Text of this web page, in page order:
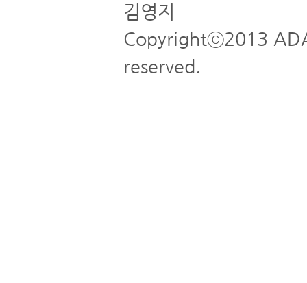
김영지
Copyrightⓒ2013
reserved.